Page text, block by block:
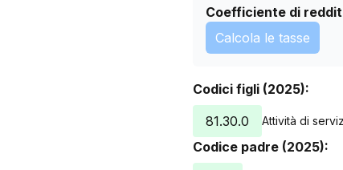
Coefficiente di
Calcola le tasse
Codici figli (2025):
81.30.0
Attività di
Codice padre (2025):